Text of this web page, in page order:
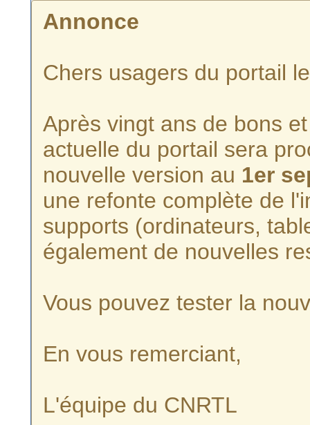
Annonce
Chers usagers du portail
Après vingt ans de bons
actuelle du portail sera
nouvelle version au 1er
une refonte complète de
supports (ordinateurs,
également de nouvelles
Vous pouvez tester la
En vous remerciant,
L'équipe du CNRTL